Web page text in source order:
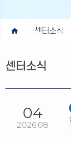
home
센터소식
센터소식
04
2026.08